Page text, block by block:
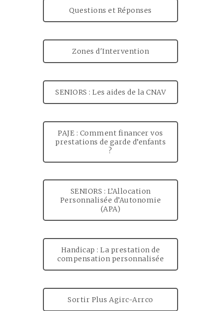
Questions et Réponses
Zones d'Intervention
SENIORS : Les aides de la CNAV
PAJE : Comment financer vos
prestations de garde d’enfants
?
SENIORS : L’Allocation
Personnalisée d’Autonomie
(APA)
Handicap : La prestation de
compensation personnalisée
Sortir Plus Agirc-Arrco